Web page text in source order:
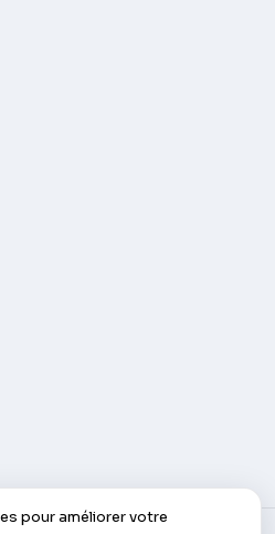
pour améliorer votre